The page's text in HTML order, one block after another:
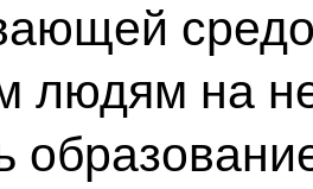
людям на